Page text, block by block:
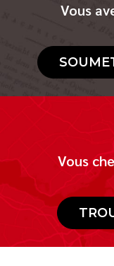
Vous
Vous